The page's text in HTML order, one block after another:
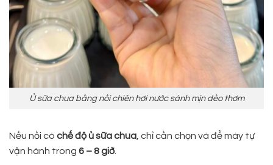
Ủ sữa chua bằng nồi chiên hơi nước sánh mịn dẻo thơm
Nếu nồi có chế độ ủ sữa chua , chỉ cần chọn và để máy tự
vận hành trong 6 – 8 giờ